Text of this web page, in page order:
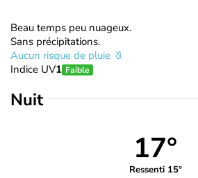
Beau temps peu nuageux.
Sans précipitations.
Aucun risque de pluie
Indice UV1 Faible
Nuit
17°
Ressenti 15°